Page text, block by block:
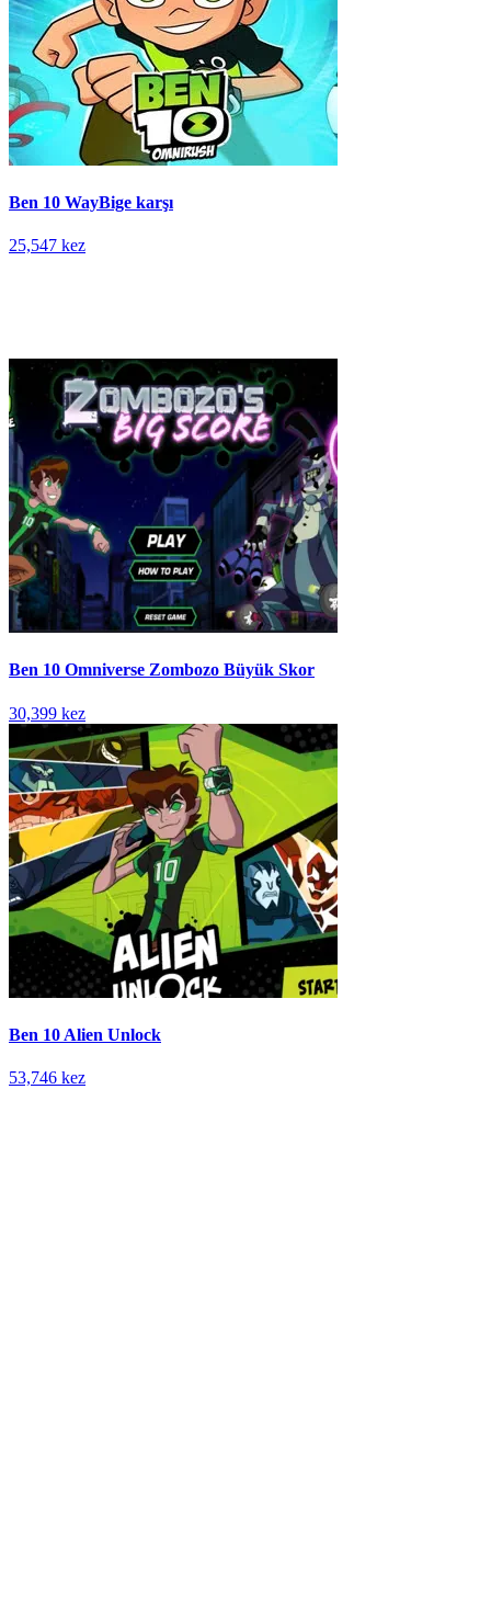
Ben 10 WayBige karşı
25,547 kez
Ben 10 Omniverse Zombozo Büyük Skor
30,399 kez
Ben 10 Alien Unlock
53,746 kez